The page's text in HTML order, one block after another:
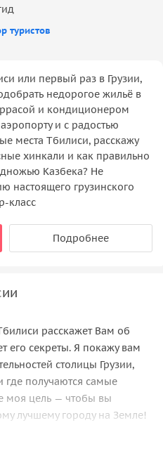
туристов
или первый раз в Грузии,
недорогое жильё в
и кондиционером
и с радостью
места Тбилиси, расскажу
хинкали и как правильно
Казбека? Не
настоящего грузинского
класс
Подробнее
расскажет Вам об
его секреты. Я покажу вам
столицы Грузии,
где получаются самые
моя цель — чтобы вы
лучшему городу на Земле!